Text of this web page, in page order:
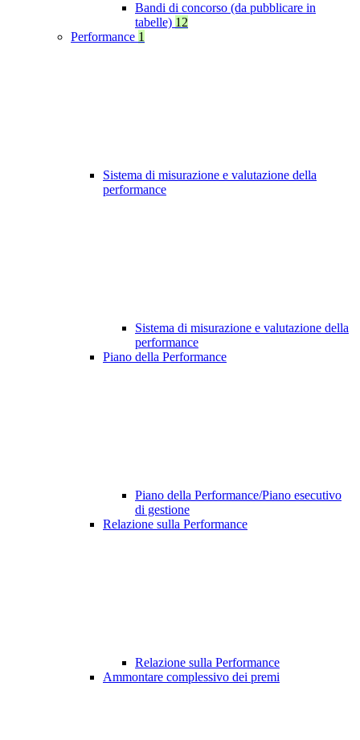
Bandi di concorso (da pubblicare in
tabelle) 12
Performance 1
Sistema di misurazione e valutazione della
performance
Sistema di misurazione e valutazione della
performance
Piano della Performance
Piano della Performance/Piano esecutivo
di gestione
Relazione sulla Performance
Relazione sulla Performance
Ammontare complessivo dei premi